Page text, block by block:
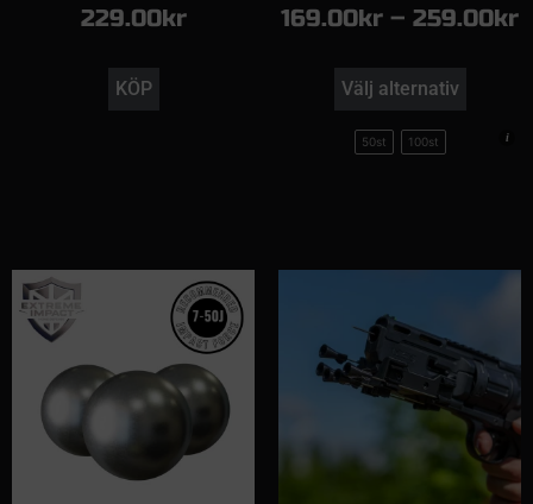
229.00kr
KÖP
169.00kr – 259.00kr
Välj alternativ
50st 100st